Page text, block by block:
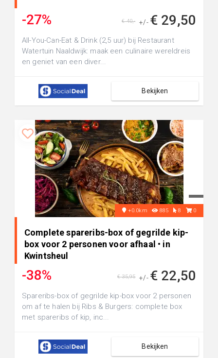
-27% +/- € 29,50
€ 40,-
All-You-Can-Eat & Drink (2,5 uur) bij Restaurant
Watertuin Naaldwijk: maak een culinaire wereldreis
en geniet van een diver...
Bekijken
+0.0km 885 8 0
Complete spareribs-box of gegrilde kip-
box voor 2 personen voor afhaal • in
Kwintsheul
-38% +/- € 22,50
€ 35,95
Spareribs-box of gegrilde kip-box voor 2 personen
om af te halen bij Ribs & Burgers: complete box
met spareribs of kip, inc...
Bekijken